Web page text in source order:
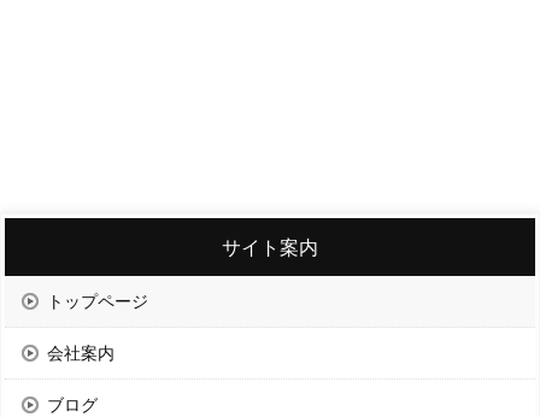
サイト案内
トップページ
会社案内
ブログ